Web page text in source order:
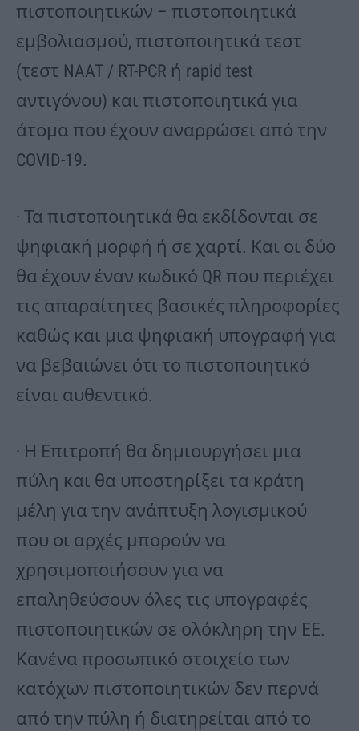
πιστοποιητικών – πιστοποιητικά
εμβολιασμού, πιστοποιητικά τεστ
(τεστ NAAT / RT-PCR ή rapid test
αντιγόνου) και πιστοποιητικά για
άτομα που έχουν αναρρώσει από την
COVID-19.
· Τα πιστοποιητικά θα εκδίδονται σε
ψηφιακή μορφή ή σε χαρτί. Και οι δύο
θα έχουν έναν κωδικό QR που περιέχει
τις απαραίτητες βασικές πληροφορίες
καθώς και μια ψηφιακή υπογραφή για
να βεβαιώνει ότι το πιστοποιητικό
είναι αυθεντικό.
· Η Επιτροπή θα δημιουργήσει μια
πύλη και θα υποστηρίξει τα κράτη
μέλη για την ανάπτυξη λογισμικού
που οι αρχές μπορούν να
χρησιμοποιήσουν για να
επαληθεύσουν όλες τις υπογραφές
πιστοποιητικών σε ολόκληρη την ΕΕ.
Κανένα προσωπικό στοιχείο των
κατόχων πιστοποιητικών δεν περνά
από την πύλη ή διατηρείται από το